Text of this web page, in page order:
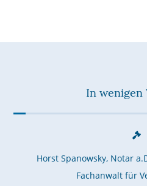
In wenigen
Horst Spanowsky, Notar
Fachanwalt für